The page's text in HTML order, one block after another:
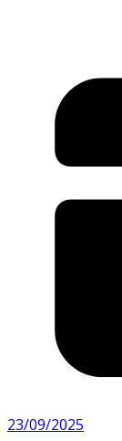
23/09/2025